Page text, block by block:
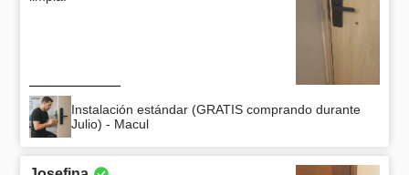
Instalación estándar (GRATIS comprando durante
Julio) - Macul